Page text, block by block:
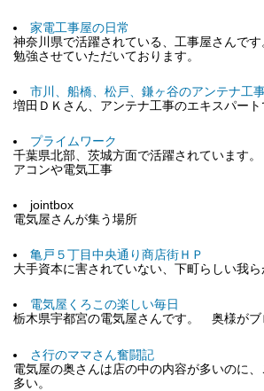
家電工事屋の日常
神奈川県で活躍されている、工事屋さんで
勉強させていただいております。
市川、船橋、松戸、鎌ヶ谷のアンテナ工
増田ＤＫさん、アンテナ工事のエキスパート
プライムワーク
千葉県北部、茨城方面で活躍されています
アコンや電気工事
jointbox
電気屋さんが集う場所
亀戸５丁目中央通り商店街ＨＰ
大手資本に害されていない、下町らしい我
電気屋くろこの楽しい毎日
栃木県宇都宮の電気屋さんです。 奥様がブ
さ行のママさん奮闘記
電気屋の奥さんは店の中の内容が多いのに
多い。